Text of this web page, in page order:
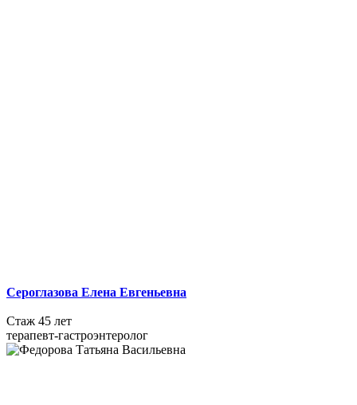
Сероглазова Елена Евгеньевна
Стаж 45 лет
терапевт-гастроэнтеролог